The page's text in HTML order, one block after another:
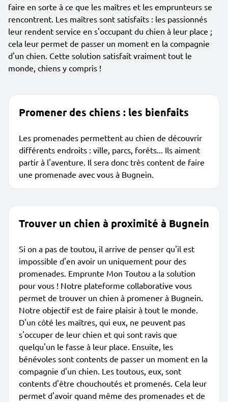
faire en sorte à ce que les maîtres et les emprunteurs se
rencontrent. Les maîtres sont satisfaits : les passionnés
leur rendent service en s'occupant du chien à leur place ;
cela leur permet de passer un moment en la compagnie
d'un chien. Cette solution satisfait vraiment tout le
monde, chiens y compris !
Promener des chiens : les bienfaits
Les promenades permettent au chien de découvrir
différents endroits : ville, parcs, forêts... Ils aiment
partir à l'aventure. Il sera donc très content de faire
une promenade avec vous à Bugnein.
Trouver un chien à proximité à Bugnein
Si on a pas de toutou, il arrive de penser qu'il est
impossible d'en avoir un uniquement pour des
promenades. Emprunte Mon Toutou a la solution
pour vous ! Notre plateforme collaborative vous
permet de trouver un chien à promener à Bugnein.
Notre objectif est de faire plaisir à tout le monde.
D'un côté les maîtres, qui eux, ne peuvent pas
s'occuper de leur chien et qui sont ravis que
quelqu'un le fasse à leur place. Ensuite, les
bénévoles sont contents de passer un moment en la
compagnie d'un chien. Les toutous, eux, sont
contents d'être chouchoutés et promenés. Cela leur
permet d'avoir quand même des promenades et de